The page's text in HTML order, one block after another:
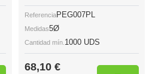
ReferenciaPEG007PL
Medidas5Ø
Cantidad mín. 1000 UDS
68,10 €